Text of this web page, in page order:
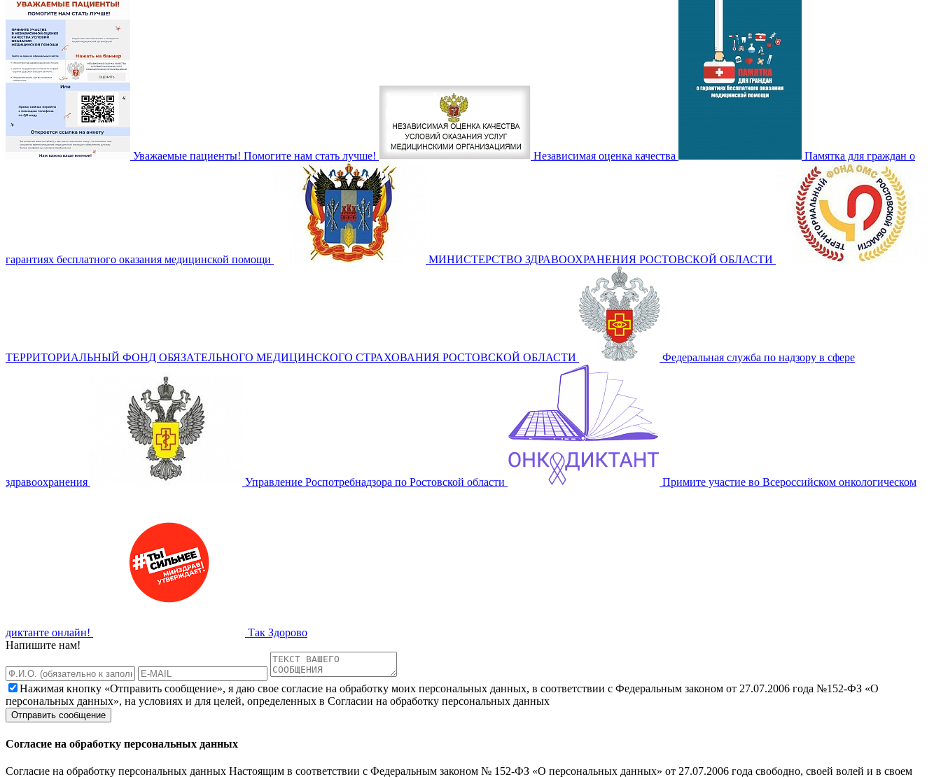
Уважаемые пациенты! Помогите нам стать лучше! Независимая оценка качества Памятка для граждан о
гарантиях бесплатного оказания медицинской помощи МИНИСТЕРСТВО ЗДРАВООХРАНЕНИЯ РОСТОВСКОЙ ОБЛАСТИ
ТЕРРИТОРИАЛЬНЫЙ ФОНД ОБЯЗАТЕЛЬНОГО МЕДИЦИНСКОГО СТРАХОВАНИЯ РОСТОВСКОЙ ОБЛАСТИ Федеральная служба по надзору в сфере
здравоохранения Управление Роспотребнадзора по Ростовской области Примите участие во Всероссийском онкологическом
диктанте онлайн!
Так Здорово
Напишите нам!
Нажимая кнопку «Отправить сообщение», я даю свое согласие на обработку моих персональных данных, в соответствии с Федеральным законом от 27.07.2006 года №152-ФЗ «О
персональных данных», на условиях и для целей, определенных в Согласии на обработку персональных данных
Согласие на обработку персональных данных
Согласие на обработку персональных данных Настоящим в соответствии с Федеральным законом № 152-ФЗ «О персональных данных» от 27.07.2006 года свободно, своей волей и в своем